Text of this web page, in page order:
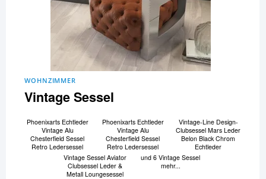
WOHNZIMMER
Vintage Sessel
Phoenixarts Echtleder
Vintage Alu
Chesterfield Sessel
Retro Ledersessel
Phoenixarts Echtleder
Vintage Alu
Chesterfield Sessel
Retro Ledersessel
Vintage-Line Design-
Clubsessel Mars Leder
Belon Black Chrom
Echtleder
Vintage Sessel Aviator
Clubsessel Leder &
Metall Loungesessel
und 6 Vintage Sessel
mehr...